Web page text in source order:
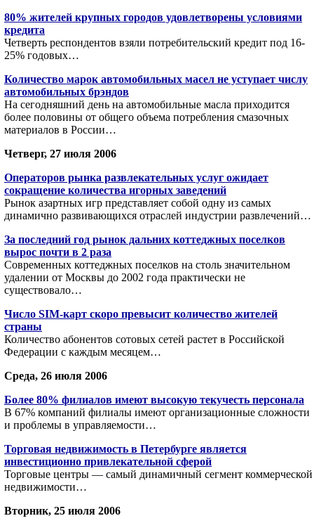
80% жителей крупных городов удовлетворены условиями
кредита
Четверть респондентов взяли потребительский кредит под 16-
25% годовых…
Количество марок автомобильных масел не уступает числу
автомобильных брэндов
На сегодняшний день на автомобильные масла приходится
более половины от общего объема потребления смазочных
материалов в России…
Четверг, 27 июля 2006
Операторов рынка развлекательных услуг ожидает
сокращение количества игорных заведений
Рынок азартных игр представляет собой одну из самых
динамично развивающихся отраслей индустрии развлечений…
За последний год рынок дальних коттеджных поселков
вырос почти в 2 раза
Современных коттеджных поселков на столь значительном
удалении от Москвы до 2002 года практически не
существовало…
Число SIM-карт скоро превысит количество жителей
страны
Количество абонентов сотовых сетей растет в Российской
Федерации с каждым месяцем…
Среда, 26 июля 2006
Более 80% филиалов имеют высокую текучесть персонала
В 67% компаний филиалы имеют организационные сложности
и проблемы в управляемости…
Торговая недвижимость в Петербурге является
инвестиционно привлекательной сферой
Торговые центры — самый динамичный сегмент коммерческой
недвижимости…
Вторник, 25 июля 2006